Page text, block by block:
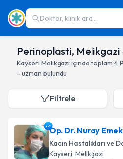
Doktor, klinik ara...
Perinoplasti, Melikgazi
Kayseri Melikgazi içinde toplam 4
- uzman bulundu
Filtrele
Op. Dr. Nuray
Kadın Hastalıkları ve
Kayseri, Melikgazi